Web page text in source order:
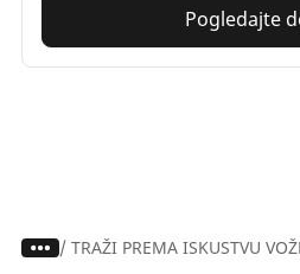
Pogledajte
/ TRAŽI PREMA ISKUSTVU